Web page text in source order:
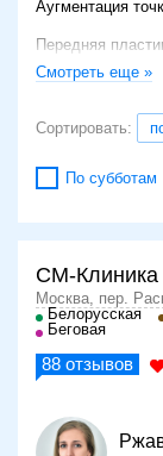
Аугментация
Передняя
зависимости от
Пластика
Пластика шейки
Смотреть еще »
Сортировать:
По субботам
СМ-Клиника
Москва, пер.
Белорусская
Беговая
88 отзывов